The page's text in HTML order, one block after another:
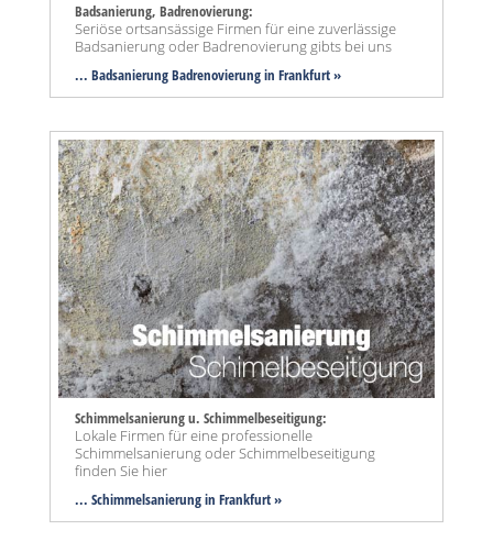
Badsanierung, Badrenovierung:
Seriöse ortsansässige Firmen für eine zuverlässige
Badsanierung oder Badrenovierung gibts bei uns
... Badsanierung Badrenovierung in Frankfurt »
Schimmelsanierung u. Schimmelbeseitigung:
Lokale Firmen für eine professionelle
Schimmelsanierung oder Schimmelbeseitigung
finden Sie hier
... Schimmelsanierung in Frankfurt »